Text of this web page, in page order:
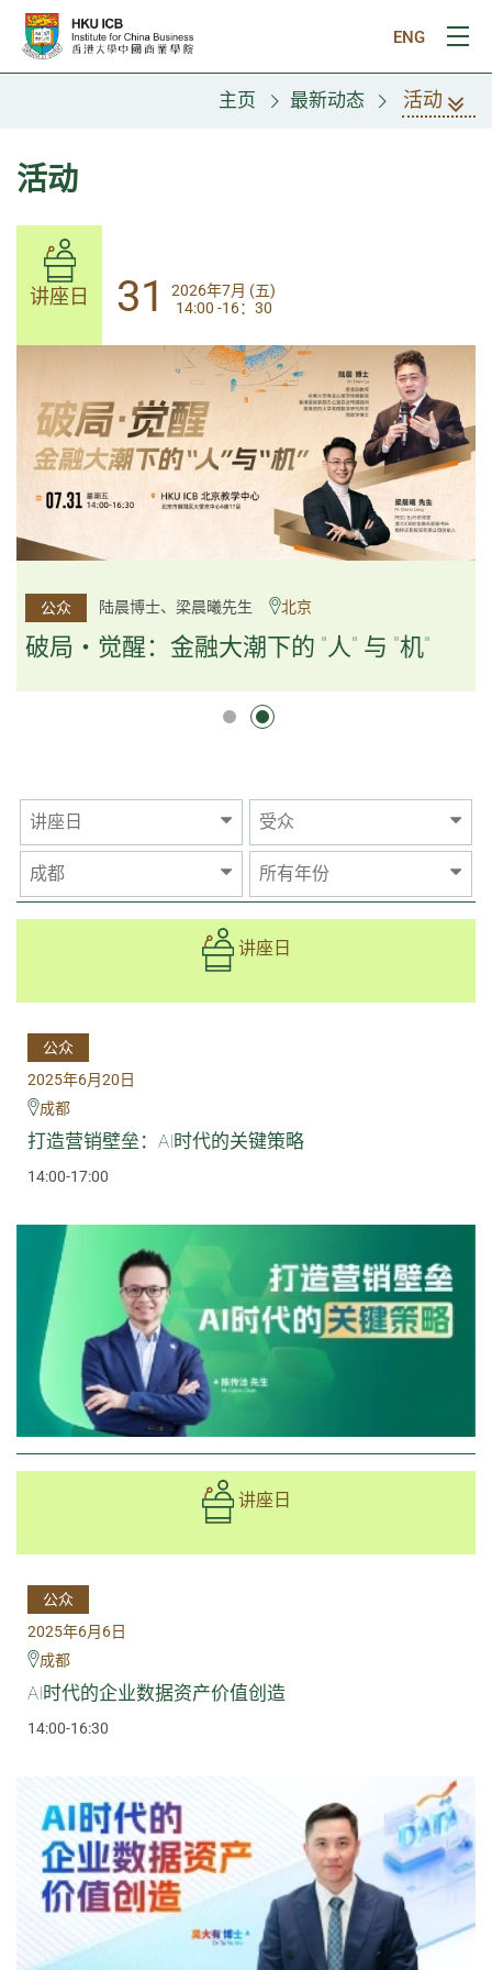
跳往主要内容
ENG
打
主页 最新动态 活动
活动
讲座日 31
2026年7月 (五)
14:00-17:30
公众 杨文斌先生、邱良弼先生 广州
逻辑×算法：重塑资产配置内核
逻辑×算法：重塑资产配置内核
讲座日 31
2026年7月 (五)
14:00 -16：30
公众 陆晨博士、梁晨曦先生 北京
破局・觉醒：金融大潮下的 "人" 与 "机"
讲座日 受众
成都 所有年份
讲座日
公众
2025年6月20日
成都
打造营销壁垒：AI时代的关键策略
14:00-17:00
讲座日
公众
2025年6月6日
成都
AI时代的企业数据资产价值创造
14:00-16:30